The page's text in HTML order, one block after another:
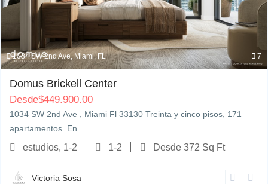
1034 SW 2nd Ave, Miami, FL 7
Domus Brickell Center
Desde$449.900.00
1034 SW 2nd Ave , Miami Fl 33130 Treinta y cinco pisos, 171
apartamentos. En…
estudios, 1-2 1-2 Desde 372 Sq Ft
Victoria Sosa